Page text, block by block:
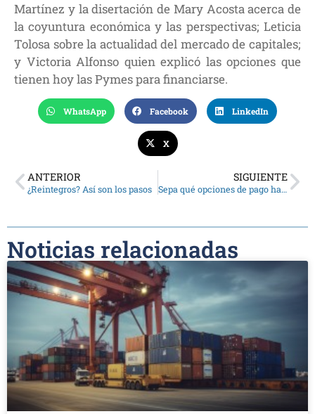
Martínez y la disertación de Mary Acosta acerca de
la coyuntura económica y las perspectivas; Leticia
Tolosa sobre la actualidad del mercado de capitales;
y Victoria Alfonso quien explicó las opciones que
tienen hoy las Pymes para financiarse.
WhatsApp Facebook LinkedIn
X
ANTERIOR
¿Reintegros? Así son los pasos
SIGUIENTE
Sepa qué opciones de pago hay para la Secretaría Técnica
Noticias relacionadas